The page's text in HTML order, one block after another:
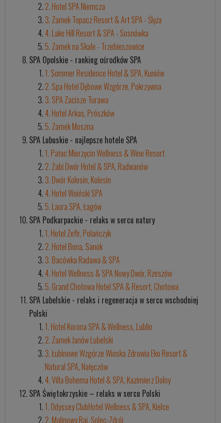
2. Hotel SPA Niemcza
3. Zamek Topacz Resort & Art SPA - Ślęża
4. Lake Hill Resort & SPA - Sosnówka
5. Zamek na Skale - Trzebieszowice
SPA Opolskie - ranking ośrodków SPA
1. Sommer Residence Hotel & SPA, Kuniów
2. Spa Hotel Dębowe Wzgórze, Pokrzywna
3. SPA Zacisze Turawa
4. Hotel Arkas, Prószków
5. Zamek Moszna
SPA Lubuskie - najlepsze hotele SPA
1. Pałac Mierzęcin Wellness & Wine Resort
2. Żabi Dwór Hotel & SPA, Radwanów
3. Dwór Kolesin, Kolesin
4. Hotel Woiński SPA
5. Laura SPA, Łagów
SPA Podkarpackie - relaks w sercu natury
1. Hotel Zefir, Polańczyk
2. Hotel Bona, Sanok
3. Bacówka Radawa & SPA
4. Hotel Wellness & SPA Nowy Dwór, Rzeszów
5. Grand Chotowa Hotel SPA & Resort, Chotowa
SPA Lubelskie - relaks i regeneracja w sercu wschodniej
Polski
1. Hotel Korona SPA & Wellness, Lublin
2. Zamek Janów Lubelski
3. Łubinowe Wzgórze Wioska Zdrowia Eko Resort &
Natural SPA, Nałęczów
4. Villa Bohema Hotel & SPA, Kazimierz Dolny
SPA Świętokrzyskie – relaks w sercu Polski
1. Odyssey ClubHotel Wellness & SPA, Kielce
2. Malinowy Raj, Solec-Zdrój